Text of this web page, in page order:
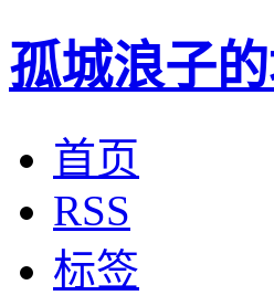
孤城浪子
首页
RSS
标签